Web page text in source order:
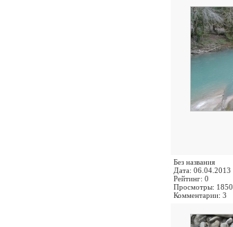
Без названия
Дата: 06.04.2013
Рейтинг: 0
Просмотры: 1850
Комментарии: 3